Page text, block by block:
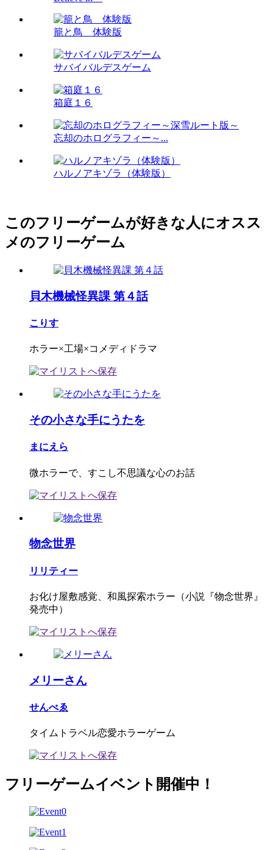
籠と鳥 体験版
サバイバルデスゲーム
箱庭１６
忘却のホログラフィー～...
ハルノアキゾラ（体験版）
このフリーゲームが好きな人にオスス
メのフリーゲーム
貝木機械怪異課 第４話
こりす
ホラー×工場×コメディドラマ
その小さな手にうたを
まにえら
微ホラーで、すこし不思議な心のお話
物念世界
リリティー
お化け屋敷感覚、和風探索ホラー（小説『物念世界』
発売中）
メリーさん
せんべゑ
タイムトラベル恋愛ホラーゲーム
フリーゲームイベント開催中！